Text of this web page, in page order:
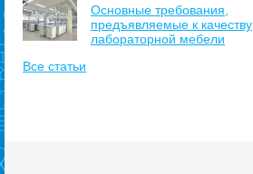
Основные требования,
предъявляемые к качеству
лабораторной мебели
Все статьи